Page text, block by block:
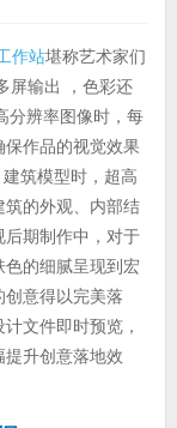
作站堪称艺术家们
屏输出 ，色彩还
分辨率图像时，每
作品的视觉效果
筑模型时，超高
的外观、内部结
期制作中，对于
的细腻呈现到宏
意得以完美落
文件即时预览，
升创意落地效